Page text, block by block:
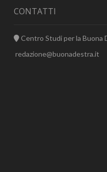
CONTATTI
Centro Studi per la Buona
redazione@buonadestra.it